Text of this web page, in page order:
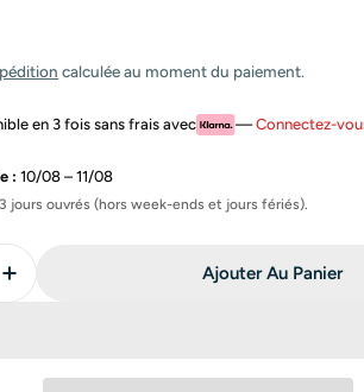
calculée au moment du paiement.
en 3 fois sans frais avec —Connectez-
: 10/08 – 11/08
jours ouvrés (hors week-ends et jours fériés).
La Quantité Pour Soins Pour
Augmenter La Quantité Pour Soins
Ajouter Au Panier